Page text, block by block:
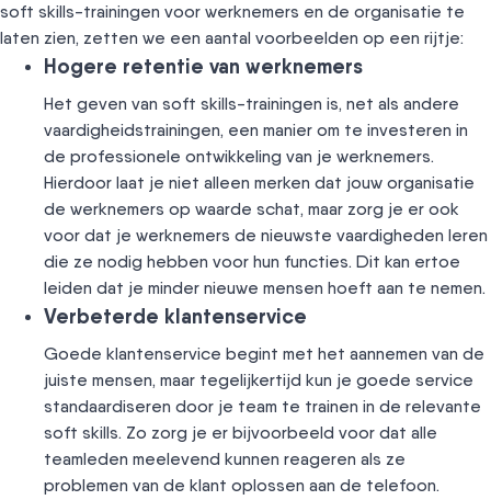
soft skills-trainingen voor werknemers en de organisatie te
laten zien, zetten we een aantal voorbeelden op een rijtje:
Hogere retentie van werknemers
Het geven van soft skills-trainingen is, net als andere
vaardigheidstrainingen, een manier om te investeren in
de professionele ontwikkeling van je werknemers.
Hierdoor laat je niet alleen merken dat jouw organisatie
de werknemers op waarde schat, maar zorg je er ook
voor dat je werknemers de nieuwste vaardigheden leren
die ze nodig hebben voor hun functies. Dit kan ertoe
leiden dat je minder nieuwe mensen hoeft aan te nemen.
Verbeterde klantenservice
Goede klantenservice begint met het aannemen van de
juiste mensen, maar tegelijkertijd kun je goede service
standaardiseren door je team te trainen in de relevante
soft skills. Zo zorg je er bijvoorbeeld voor dat alle
teamleden meelevend kunnen reageren als ze
problemen van de klant oplossen aan de telefoon.